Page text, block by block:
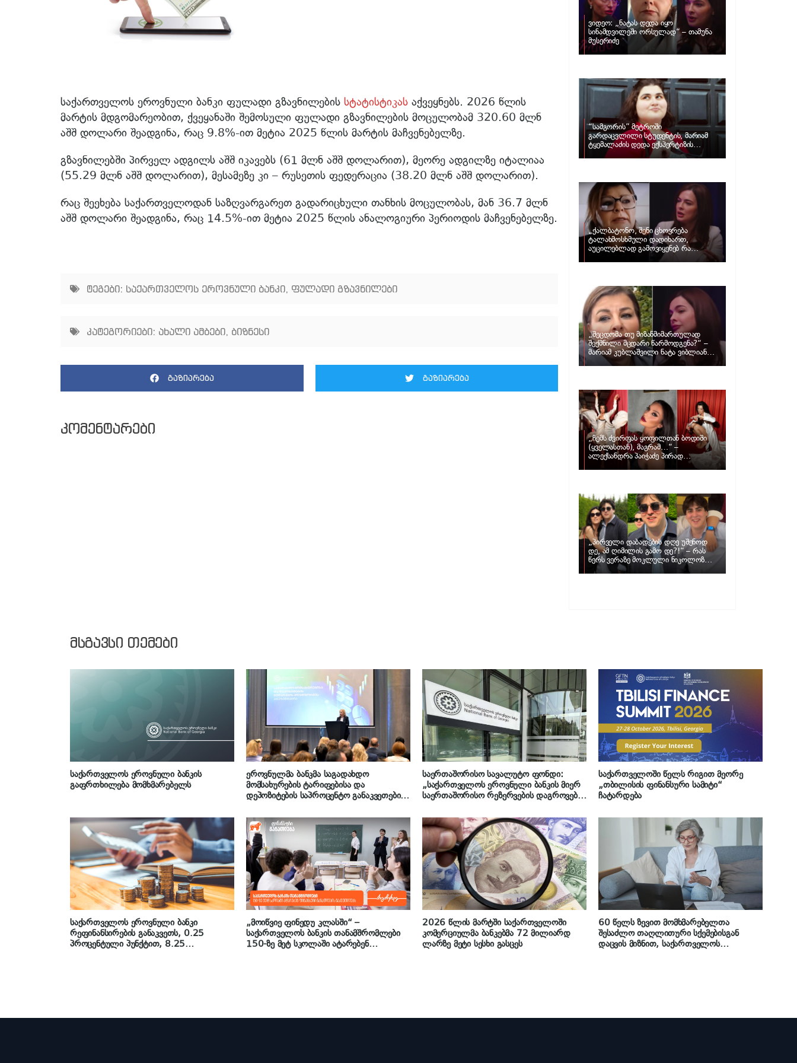
საქართველოს ეროვნული ბანკი ფულადი გზავნილების სტატისტიკას აქვეყნებს. 2026 წლის
მარტის მდგომარეობით, ქვეყანაში შემოსული ფულადი გზავნილების მოცულობამ 320.60 მლნ
აშშ დოლარი შეადგინა, რაც 9.8%-ით მეტია 2025 წლის მარტის მაჩვენებელზე.
გზავნილებში პირველ ადგილს აშშ იკავებს (61 მლნ აშშ დოლარით), მეორე ადგილზე იტალიაა
(55.29 მლნ აშშ დოლარით), მესამეზე კი – რუსეთის ფედერაცია (38.20 მლნ აშშ დოლარით).
რაც შეეხება საქართველოდან საზღვარგარეთ გადარიცხული თანხის მოცულობას, მან 36.7 მლნ
აშშ დოლარი შეადგინა, რაც 14.5%-ით მეტია 2025 წლის ანალოგიური პერიოდის მაჩვენებელზე.
ტეგები: საქართველოს ეროვნული ბანკი, ფულადი გზავნილები
კატეგორიები: ახალი ამბები, ბიზნესი
გაზიარება გაზიარება
კომენტარები
ვიდეო: „ნატას დედა იყო
სინამდვილეში ორსულად“ – თამუნა
მუსერიძე
“სამგორის” მეტროში
გარდაცვლილი სტუდენტის, მარიამ
ტყემალაძის დედა ექსპერტიზის
პასუხს აქვეყნებს – რა გახდა გოგონას
„ქალბატონო, შენი ცხოვრება
ტალახმოსხმული დადიხართ,
აუცილებლად გამოვიყენებ რა
ინფორმაციაც მაქვს“… – რა
„შეცდომა თუ მიზანმიმართულად
შექმნილი მცდარი წარმოდგენა?“ –
მარიამ კუბლაშვილი ნატა ვიბლიანის
საქმეზე ვიდეომიმართვას ავრცელებს
„ჩემს ძვირფას ყოფილთან ბოდიში
(ყველასთან), მაგრამ…“ –
ალექსანდრა პაიჭაძე პირად
„პირველი დაბადების დღე უშენოდ
დე, ამ ღიმილის გამო დე?!“ – რას
წერს ვერაზე მოკლული ნიკოლოზ
ღუნაშვილის დედა
მსგავსი თემები
საქართველოს ეროვნული ბანკის
გაფრთხილება მომხმარებელს
ეროვნულმა ბანკმა საგადახდო
მომსახურების ტარიფებისა და
დეპოზიტების საპროცენტო განაკვეთების
საერთაშორისო სავალუტო ფონდი:
„საქართველოს ეროვნული ბანკის მიერ
საერთაშორისო რეზერვების დაგროვებამ
საქართველოში წელს რიგით მეორე
„თბილისის ფინანსური სამიტი“
ჩატარდება
საქართველოს ეროვნული ბანკი
რეფინანსირების განაკვეთს, 0.25
პროცენტული პუნქტით, 8.25
„მოიწვიე ფინედუ კლასში“ –
საქართველოს ბანკის თანამშრომლები
150-ზე მეტ სკოლაში ატარებენ
2026 წლის მარტში საქართველოში
კომერციულმა ბანკებმა 72 მილიარდ
ლარზე მეტი სესხი გასცეს
60 წელს ზევით მომხმარებელთა
შესაძლო თაღლითური სქემებისგან
დაცვის მიზნით, საქართველოს